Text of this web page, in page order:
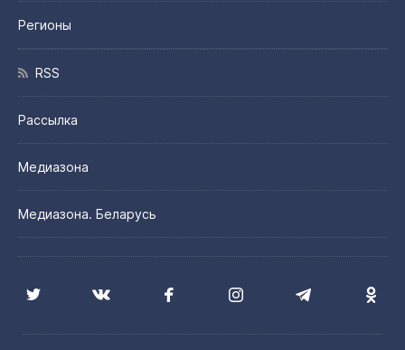
Регионы
RSS
Рассылка
Медиазона
Медиазона. Беларусь